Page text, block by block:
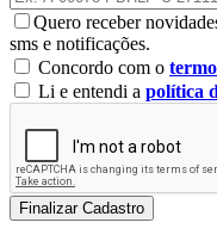
Quero receber
sms e notificações.
Concordo com o
Li e entendi a política